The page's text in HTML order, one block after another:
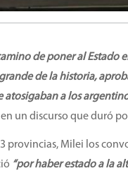
de poner al Estado
de la historia,
a los
un discurso que duró
provincias, Milei los
“por haber estado a la